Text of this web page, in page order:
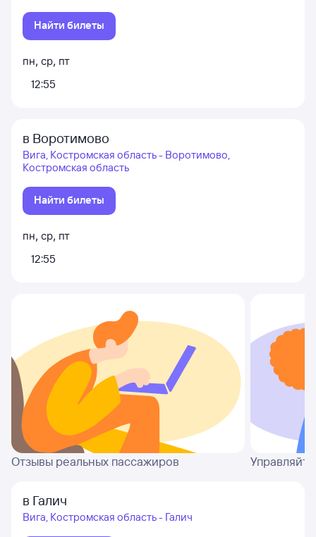
Найти билеты
пн, ср, пт
12:55
в Воротимово
Вига, Костромская область - Воротимово,
Костромская область
Найти билеты
пн, ср, пт
12:55
Отзывы реальных пассажиров
в Галич
Вига, Костромская область - Галич